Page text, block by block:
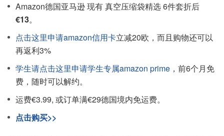
Amazon德国亚马逊 现有 真空压缩袋精选 6件套折后
€13。
点击这里申请amazon信用卡立减20欧，而且购物还可以
再返利3%
学生请点击这里申请学生专属amazon prime ，前6个月免
费，随时可以解约。
运费€3.99, 或订单满€29德国境内免运费。
点击购买>>